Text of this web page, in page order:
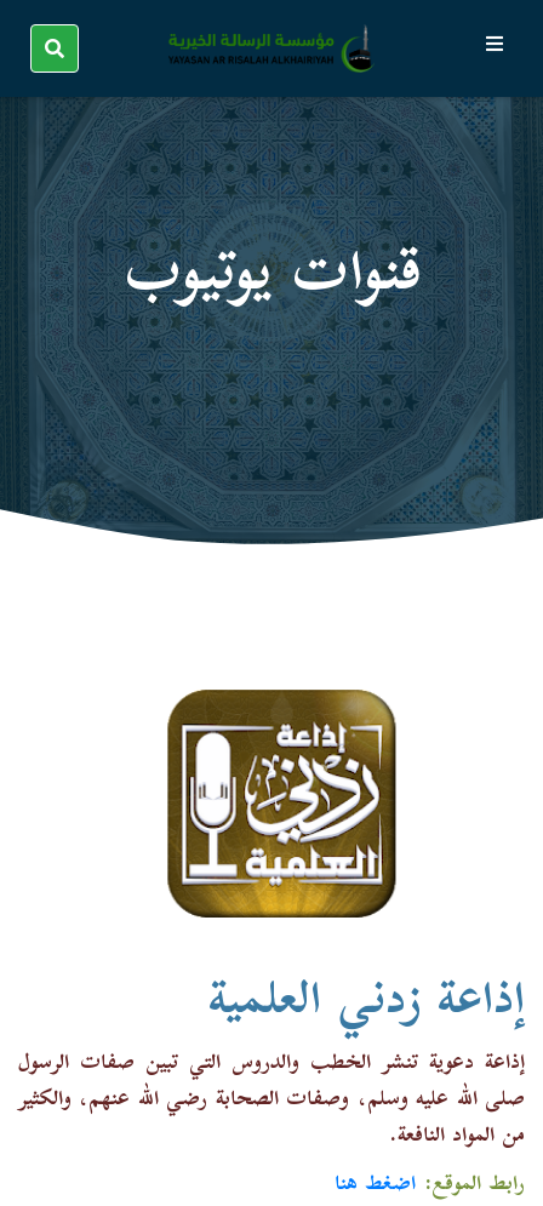
قنوات یوتیوب
إذاعة زدني العلمية
إذاعة دعوية تنشر الخطب والدروس التي تبين صفات الرسول
صلى الله عليه وسلم، وصفات الصحابة رضي الله عنهم، والكثير
من المواد النافعة.
رابط الموقع: اضغط هنا